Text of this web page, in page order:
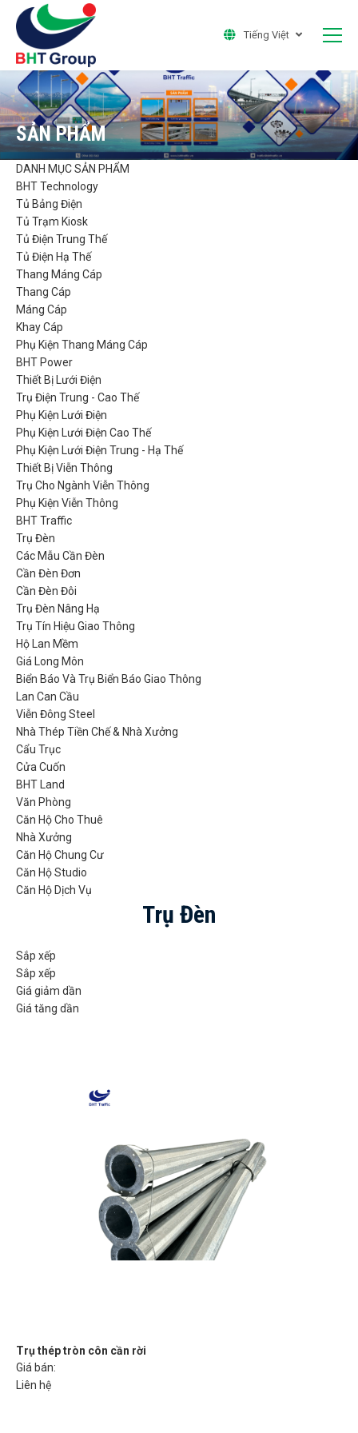
Tiếng Việt
SẢN PHẨM
DANH MỤC SẢN PHẨM
BHT Technology
Tủ Bảng Điện
Tủ Trạm Kiosk
Tủ Điện Trung Thế
Tủ Điện Hạ Thế
Thang Máng Cáp
Thang Cáp
Máng Cáp
Khay Cáp
Phụ Kiện Thang Máng Cáp
BHT Power
Thiết Bị Lưới Điện
Trụ Điện Trung - Cao Thế
Phụ Kiện Lưới Điện
Phụ Kiện Lưới Điện Cao Thế
Phụ Kiện Lưới Điện Trung - Hạ Thế
Thiết Bị Viễn Thông
Trụ Cho Ngành Viễn Thông
Phụ Kiện Viễn Thông
BHT Traffic
Trụ Đèn
Các Mẫu Cần Đèn
Cần Đèn Đơn
Cần Đèn Đôi
Trụ Đèn Nâng Hạ
Trụ Tín Hiệu Giao Thông
Hộ Lan Mềm
Giá Long Môn
Biển Báo Và Trụ Biển Báo Giao Thông
Lan Can Cầu
Viễn Đông Steel
Nhà Thép Tiền Chế & Nhà Xưởng
Cẩu Trục
Cửa Cuốn
BHT Land
Văn Phòng
Căn Hộ Cho Thuê
Nhà Xưởng
Căn Hộ Chung Cư
Căn Hộ Studio
Căn Hộ Dịch Vụ
Trụ Đèn
Sắp xếp
Sắp xếp
Giá giảm dần
Giá tăng dần
Trụ thép tròn côn cần rời
Giá bán:
Liên hệ